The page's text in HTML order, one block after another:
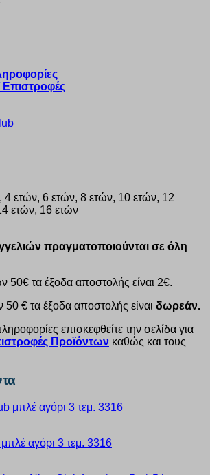
4 ετών, 6 ετών, 8 ετών, 10 ετών, 12
ετών, 16 ετών
πραγματοποιούνται σε όλη
50€ τα έξοδα αποστολής είναι 2€.
€ τα έξοδα αποστολής είναι δωρεάν.
επισκεφθείτε την σελίδα για
Προϊόντων καθώς και τους
αγόρι 3 τεμ. 3316